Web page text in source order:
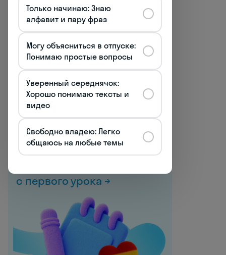
Психологический аспект не менее
важен. При столкновении с
непонятной быстрой речью
активируется защитный механизм
мозга — "тунельное слышание",
когда наш разум выхватывает лишь
отдельные знакомые слова,
игнорируя всё остальное. Это
приводит к фрагментарному
восприятию и потере контекста.
Все курсы испанского
с первого урока →
Только начинаю: Знаю
алфавит и пару фраз
Могу объясниться в отпуске:
Понимаю простые вопросы
Уверенный середнячок:
Хорошо понимаю тексты и
видео
Свободно владею: Легко
общаюсь на любые темы